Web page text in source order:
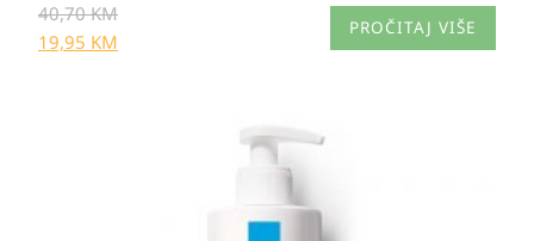
40,70KM
19,95 KM
PROČITAJ VIŠE